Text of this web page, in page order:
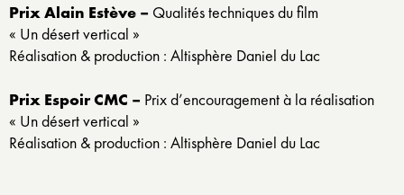
Prix Alain Estève – Qualités techniques du film
« Un désert vertical »
Réalisation & production : Altisphère Daniel du Lac
Prix Espoir CMC – Prix d’encouragement à la réalisation
« Un désert vertical »
Réalisation & production : Altisphère Daniel du Lac